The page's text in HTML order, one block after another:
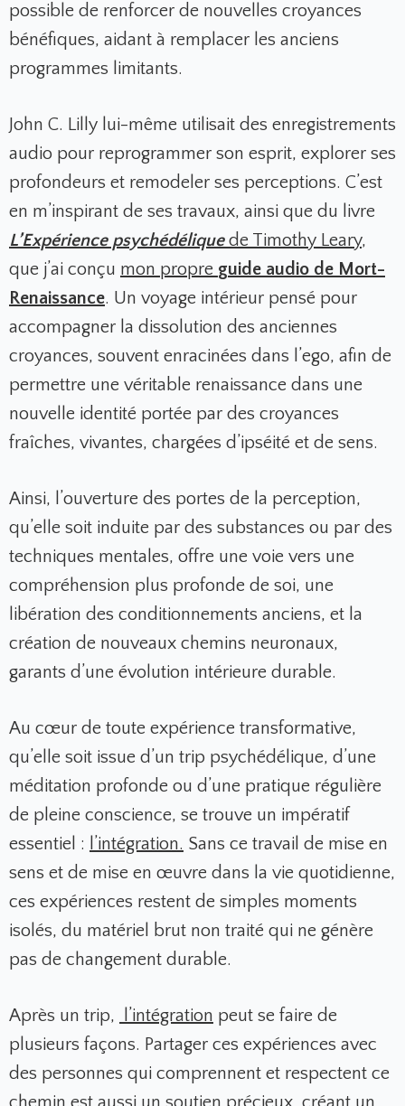
possible de renforcer de nouvelles croyances
bénéfiques, aidant à remplacer les anciens
programmes limitants.
John C. Lilly lui-même utilisait des enregistrements
audio pour reprogrammer son esprit, explorer ses
profondeurs et remodeler ses perceptions. C’est
en m’inspirant de ses travaux, ainsi que du livre
L’Expérience psychédéliquede Timothy Leary,
que j’ai conçu mon propre guide audio de Mort-
Renaissance. Un voyage intérieur pensé pour
accompagner la dissolution des anciennes
croyances, souvent enracinées dans l’ego, afin de
permettre une véritable renaissance dans une
nouvelle identité portée par des croyances
fraîches, vivantes, chargées d’ipséité et de sens.
Ainsi, l’ouverture des portes de la perception,
qu’elle soit induite par des substances ou par des
techniques mentales, offre une voie vers une
compréhension plus profonde de soi, une
libération des conditionnements anciens, et la
création de nouveaux chemins neuronaux,
garants d’une évolution intérieure durable.
Au cœur de toute expérience transformative,
qu’elle soit issue d’un trip psychédélique, d’une
méditation profonde ou d’une pratique régulière
de pleine conscience, se trouve un impératif
essentiel : l’intégration. Sans ce travail de mise en
sens et de mise en œuvre dans la vie quotidienne,
ces expériences restent de simples moments
isolés, du matériel brut non traité qui ne génère
pas de changement durable.
Après un trip, l’intégration peut se faire de
plusieurs façons. Partager ces expériences avec
des personnes qui comprennent et respectent ce